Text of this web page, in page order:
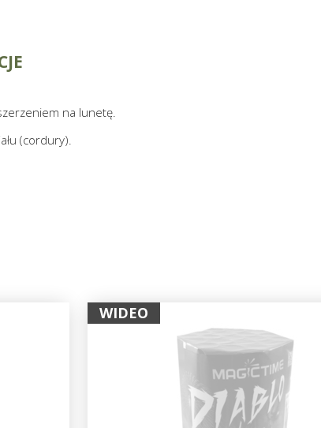
na lunetę.
(cordury).
WIDEO